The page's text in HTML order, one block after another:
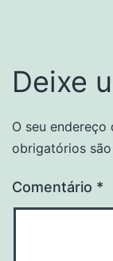
Deixe
O seu
obrigatórios
Comentário *